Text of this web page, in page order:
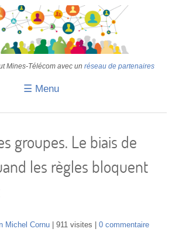
Mines-Télécom avec un réseau de partenaires
☰ Menu
Retours d’expériences
IMT
groupes. Le biais de
les règles bloquent
Michel Cornu 911 visites 0 commentaire